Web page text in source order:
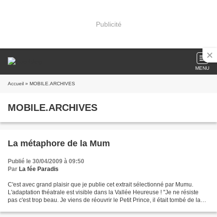
Publicité
MENU
Accueil » MOBILE.ARCHIVES
MOBILE.ARCHIVES
La métaphore de la Mum
Publié le 30/04/2009 à 09:50
Par La fée Paradis
C'est avec grand plaisir que je publie cet extrait sélectionné par Mumu.
L'adaptation théatrale est visible dans la Vallée Heureuse ! "Je ne résiste
pas c'est trop beau. Je viens de réouvrir le Petit Prince, il était tombé de la